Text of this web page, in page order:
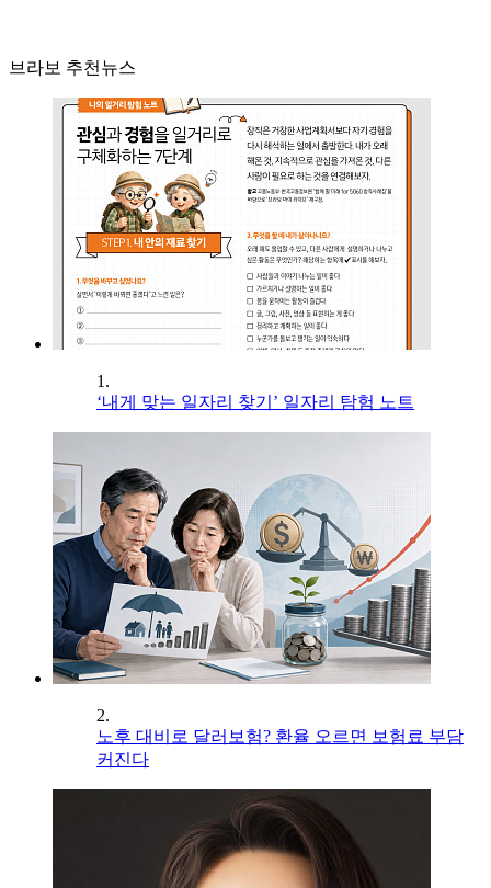
브라보 추천뉴스
1.
‘내게 맞는 일자리 찾기’ 일자리 탐험 노트
2.
노후 대비로 달러보험? 환율 오르면 보험료 부담
커진다